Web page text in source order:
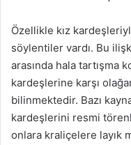
Özellikle kız
söylentiler vardı. Bu
arasında hala tartışma
kardeşlerine karşı
bilinmektedir. Bazı
kardeşlerini resmi
onlara kraliçelere layık